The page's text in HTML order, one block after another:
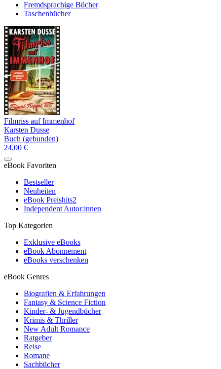
Fremdsprachige Bücher
Taschenbücher
Filmriss auf Immenhof
Karsten Dusse
Buch (gebunden)
24,00 €
eBook Favoriten
Bestseller
Neuheiten
eBook Preishits2
Independent Autor:innen
Top Kategorien
Exklusive eBooks
eBook Abonnement
eBooks verschenken
eBook Genres
Biografien & Erfahrungen
Fantasy & Science Fiction
Kinder- & Jugendbücher
Krimis & Thriller
New Adult Romance
Ratgeber
Reise
Romane
Sachbücher